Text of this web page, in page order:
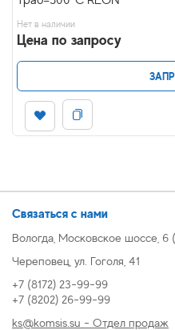
Нет в наличии
Цена по запросу
Связаться с нами
Вологда, Московское шоссе,
Череповец, ул. Гоголя, 41
+7 (8172) 23-99-99
+7 (8202) 26-99-99
ks@komsis.su - Отдел продаж